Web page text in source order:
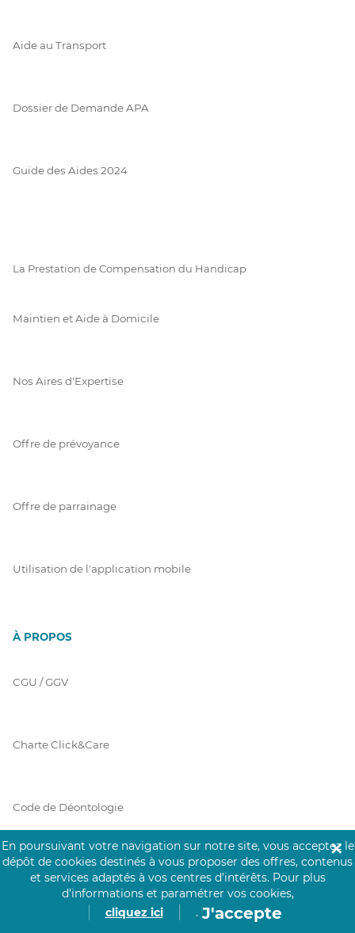
Aide au Transport
Dossier de Demande APA
Guide des Aides 2024
La Prestation de Compensation du Handicap
Maintien et Aide à Domicile
Nos Aires d'Expertise
Offre de prévoyance
Offre de parrainage
Utilisation de l'application mobile
À PROPOS
CGU / GGV
Charte Click&Care
Code de Déontologie
Mentions Légales
En poursuivant votre navigation sur notre site, vous acceptez le
dépôt de cookies destinés à vous proposer des offres, contenus
et services adaptés à vos centres d’intérêts. Pour plus
d’informations et paramétrer vos cookies,
cliquez ici
. J'accepte
✕